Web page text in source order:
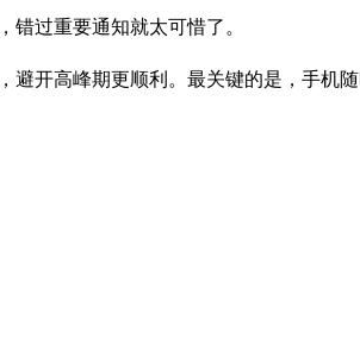
过重要通知就太可惜了。
开高峰期更顺利。最关键的是，手机